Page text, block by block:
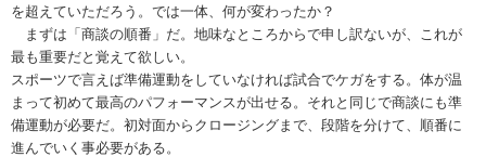
を超えていただろう。では一体、何が変わったか？
まずは「商談の順番」だ。地味なところからで申し訳ないが、これが
最も重要だと覚えて欲しい。
スポーツで言えば準備運動をしていなければ試合でケガをする。体が温
まって初めて最高のパフォーマンスが出せる。それと同じで商談にも準
備運動が必要だ。初対面からクロージングまで、段階を分けて、順番に
進んでいく事必要がある。